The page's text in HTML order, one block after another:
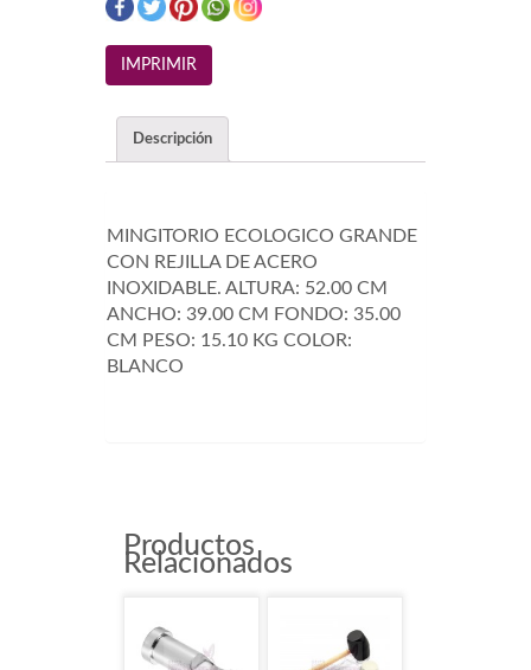
Descripción
MINGITORIO ECOLOGICO GRANDE
CON REJILLA DE ACERO
INOXIDABLE. ALTURA: 52.00 CM
ANCHO: 39.00 CM FONDO: 35.00
CM PESO: 15.10 KG COLOR:
BLANCO
Productos
Relacionados